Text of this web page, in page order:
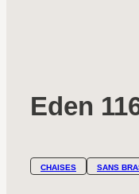
Eden
CHAISES SANS